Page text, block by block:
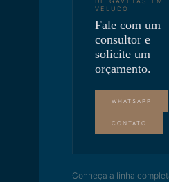
VELUDO
Fale com um
consultor e
solicite um
orçamento.
WHATSAPP
CONTATO
Conheça a linha